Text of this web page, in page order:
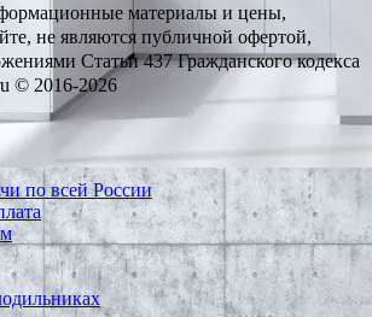
материалы и цены,
не являются публичной офертой,
Статьи 437 Гражданского кодекса
© 2016-2026
по всей России